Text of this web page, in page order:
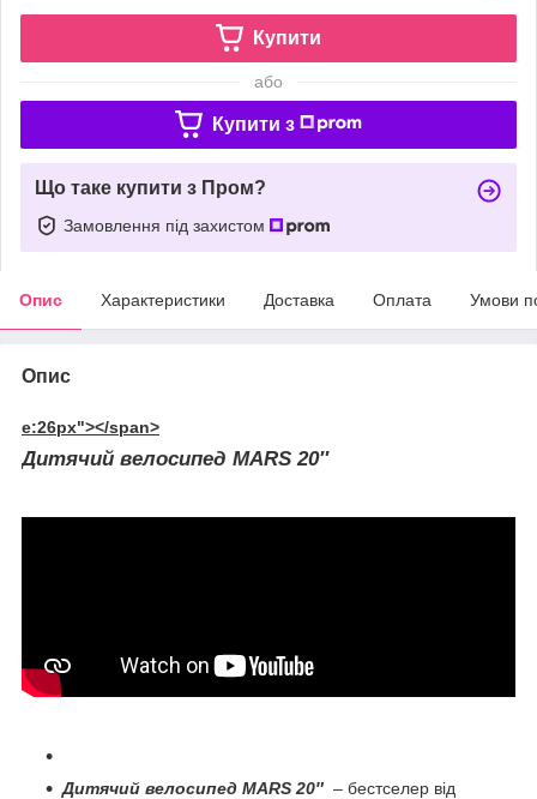
Купити
або
Купити з
Що таке купити з Пром?
Замовлення під захистом
Опис Характеристики Доставка Оплата Умови
Опис
e:26px"></span>
Дитячий велосипед MARS 20″
Дитячий велосипед MARS 20″ – бестселер від